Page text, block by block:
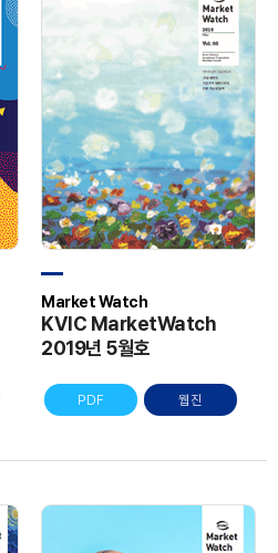
Market Watch
KVIC MarketWatch
2019년 5월호
PDF 웹진